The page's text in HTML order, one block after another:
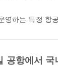
운영하는 특정 항
공항에서